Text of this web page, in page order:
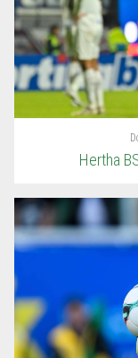
Hertha